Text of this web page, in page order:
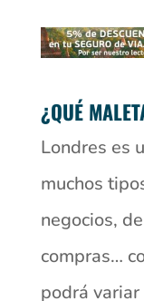
¿QUÉ
Londres es
muchos
negocios,
compras…
podrá